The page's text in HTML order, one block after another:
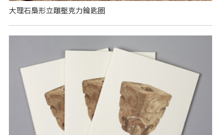
大理石梟形立雕壓克力鑰匙圈